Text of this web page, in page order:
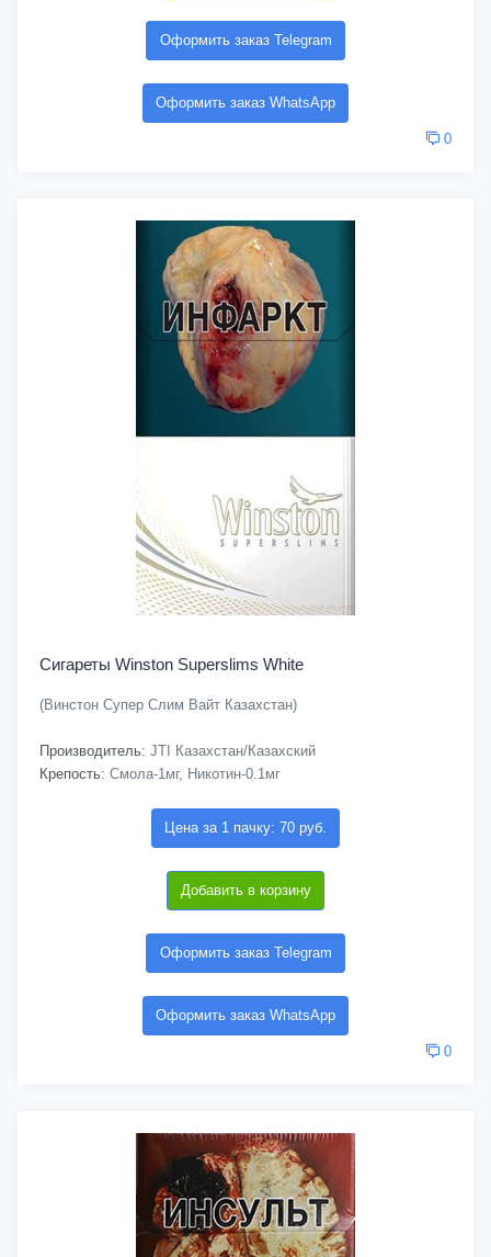
Оформить заказ Telegram
Оформить заказ WhatsApp
0
Сигареты Winston Superslims White
(Винстон Супер Слим Вайт Казахстан)
Производитель: JTI Казахстан/Казахский
Крепость: Смола-1мг, Никотин-0.1мг
Цена за 1 пачку: 70 руб.
Добавить в корзину
Оформить заказ Telegram
Оформить заказ WhatsApp
0